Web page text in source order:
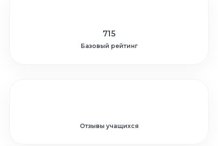
715
Базовый рейтинг
Отзывы учащихся